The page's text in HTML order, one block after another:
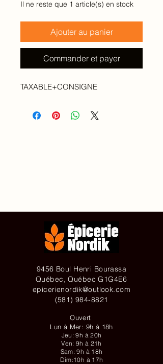
Il ne reste que 1 article(s) en stock
Ajouter au panier
Commander et payer
TAXABLE+CONSIGNE
9456 Boul Henri Bourassa
Québec, Québec G1G4E6
epicerienordik@outlook.com
(581) 984-8821
Ouvert
Lun à Mer: 9h à 18h
Jeu: 9h à 20h
Ven: 9h à 21h
Sam: 9h à 18h
Dim:10h à 17h